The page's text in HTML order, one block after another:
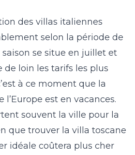
des villas italiennes
selon la période de
saison se situe en juillet et
de loin les tarifs les plus
à ce moment que la
est en vacances.
souvent la ville pour la
que trouver la villa toscane
idéale coûtera plus cher